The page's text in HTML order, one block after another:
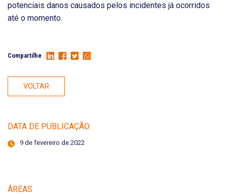
potenciais danos causados pelos incidentes já ocorridos
até o momento.
Compartilhe
VOLTAR
DATA DE PUBLICAÇÃO
9 de fevereiro de 2022
ÁREAS